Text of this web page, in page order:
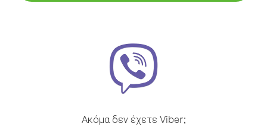
Ακόμα δεν έχετε Viber;